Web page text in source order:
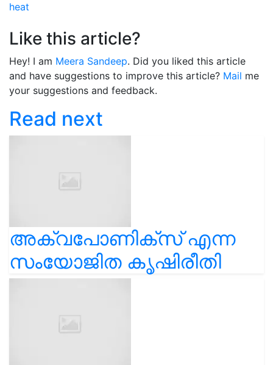
heat
Like this article?
Hey! I am Meera Sandeep. Did you liked this article
and have suggestions to improve this article? Mail me
your suggestions and feedback.
Read next
അക്വപോണിക്സ് എന്ന
സംയോജിത കൃഷിരീതി